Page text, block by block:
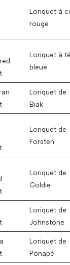
Loriquet à
rouge
Loriquet à
bleue
Loriquet de
Biak
Loriquet de
Forsten
Loriquet de
Goldie
Loriquet de
Johnstone
Loriquet de
Ponapé